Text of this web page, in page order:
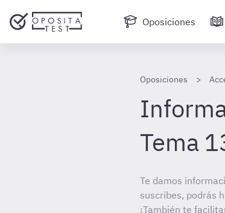
Oposiciones
Oposiciones
Tema
Te damos
suscribes, podrás
¡También te